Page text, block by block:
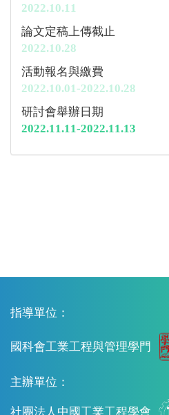
2022.10.11
論文定稿上傳截止
2022.10.28
活動報名與繳費
2022.10.01-2022.10.28
研討會舉辦日期
2022.11.11-2022.11.13
指導單位：
國科會工業工程與管理學門
主辦單位：
社團法人中國工業工程學會